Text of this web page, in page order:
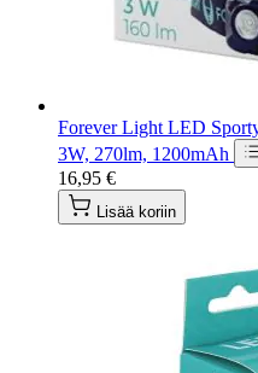
Forever Light LED
3W, 270lm, 1200mAh
16,95 €
Lisää koriin